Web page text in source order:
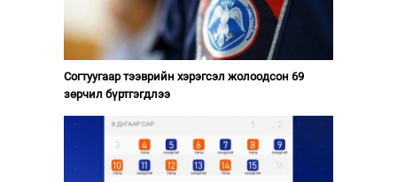
Согтуугаар тээврийн хэрэгсэл жолоодсон 69
зөрчил бүртгэгдлээ